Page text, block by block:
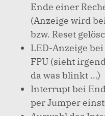
Ende einer
(Anzeige wird
bzw. Reset
LED-Anzeige
FPU (sieht
da was blinkt …)
Interrupt bei
per Jumper